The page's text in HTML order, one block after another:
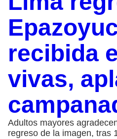
recibida
vivas,
Adultos mayores
regreso de la imagen, tras